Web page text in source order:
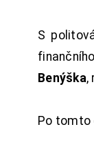
S
Benýška,
Po tomto